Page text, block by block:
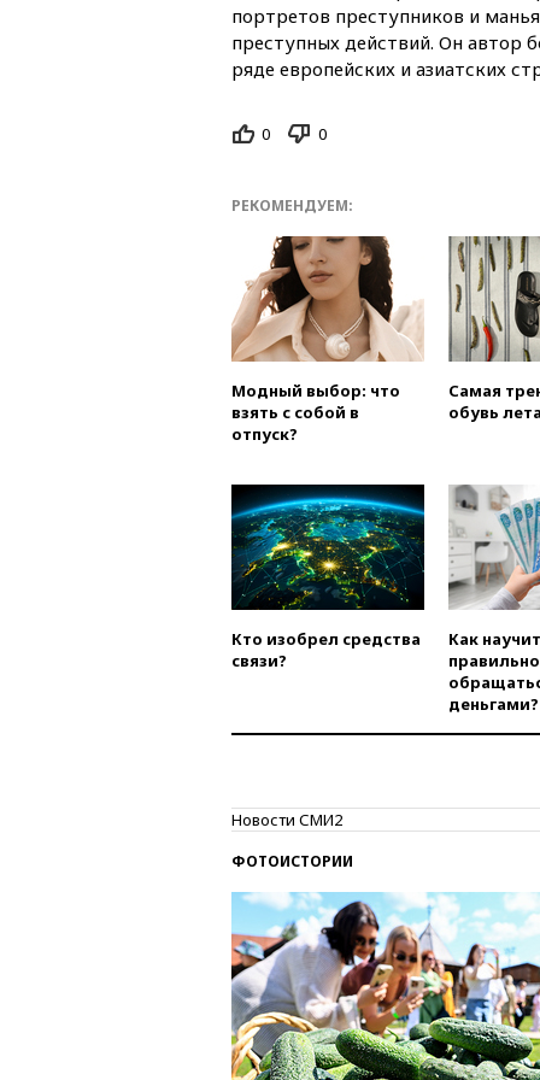
портретов преступников и
преступных действий. Он автор
ряде европейских и азиатских
0 0
РЕКОМЕНДУЕМ:
Модный выбор: что
взять с собой в
отпуск?
Самая
обувь
Кто изобрел средства
связи?
Как
правильно
деньгами?
Новости СМИ2
ФОТОИСТОРИИ